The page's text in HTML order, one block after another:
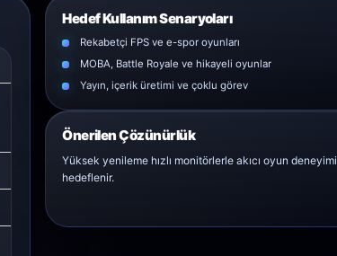
Hedef Kullanım Senaryoları
Rekabetçi FPS ve e-spor oyunları
MOBA, Battle Royale ve hikayeli oyunlar
Yayın, içerik üretimi ve çoklu görev
Önerilen Çözünürlük
Yüksek yenileme hızlı monitörlerle akıcı oyun deneyimi
hedeflenir.